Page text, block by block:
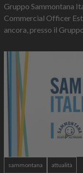
Gruppo Sammontana
Commercial Officer
ancora, presso il
sammontana attualità